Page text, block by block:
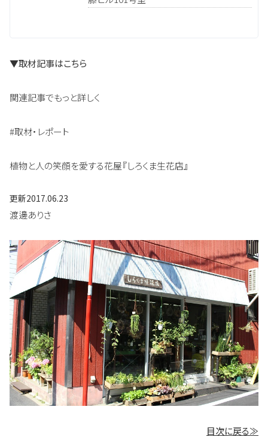
▼取材記事はこちら
関連記事でもっと詳しく
#取材・レポート
植物と人の笑顔を愛する花屋『しろくま生花店』
更新2017.06.23
渡邊ありさ
目次に戻る≫